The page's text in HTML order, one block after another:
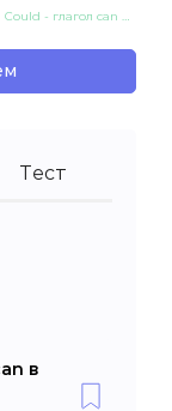
Could - глагол can в прошедшем времени
Тест
в